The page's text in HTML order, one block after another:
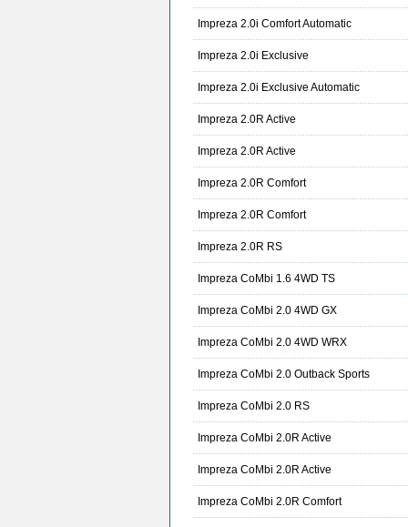
Impreza 2.0i Comfort Automatic
Impreza 2.0i Exclusive
Impreza 2.0i Exclusive Automatic
Impreza 2.0R Active
Impreza 2.0R Active
Impreza 2.0R Comfort
Impreza 2.0R Comfort
Impreza 2.0R RS
Impreza CoMbi 1.6 4WD TS
Impreza CoMbi 2.0 4WD GX
Impreza CoMbi 2.0 4WD WRX
Impreza CoMbi 2.0 Outback Sports
Impreza CoMbi 2.0 RS
Impreza CoMbi 2.0R Active
Impreza CoMbi 2.0R Active
Impreza CoMbi 2.0R Comfort